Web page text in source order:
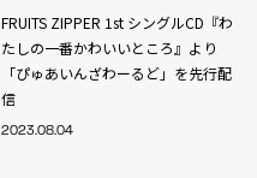
FRUITS ZIPPER 1st シングルCD『わ
たしの一番かわいいところ』より
「ぴゅあいんざわーるど」を先行配
信
2023.08.04